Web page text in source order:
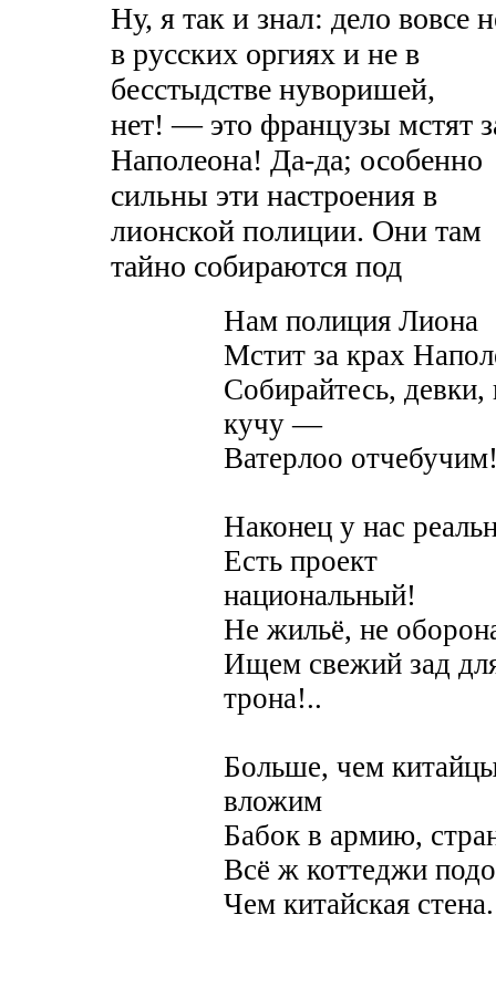
Ну, я так и знал: дело вовсе
в русских оргиях и не в
бесстыдстве нуворишей,
нет! — это французы мстят
Наполеона! Да-да; особенно
сильны эти настроения в
лионской полиции. Они там
тайно собираются под
Нам полиция Лиона
Мстит за крах
Собирайтесь, девки,
кучу —
Ватерлоо
Наконец у нас
Есть проект
национальный!
Не жильё, не
Ищем свежий зад
трона!..
Больше, чем
вложим
Бабок в армию,
Всё ж коттеджи
Чем китайская стена.